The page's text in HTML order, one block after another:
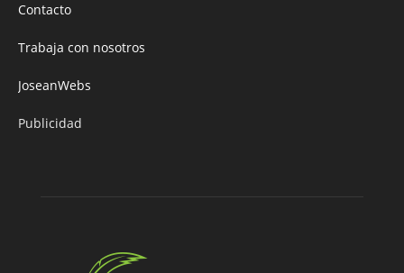
Contacto
Trabaja con nosotros
JoseanWebs
Publicidad